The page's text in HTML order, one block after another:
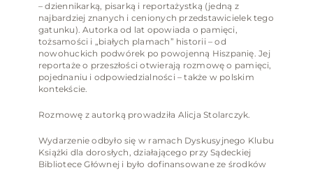
Kontakt
Do pobrania
– dziennikarką, pisarką i reportażystką (jedną z
najbardziej znanych i cenionych przedstawicielek tego
gatunku). Autorka od lat opowiada o pamięci,
tożsamości i „białych plamach” historii – od
nowohuckich podwórek po powojenną Hiszpanię. Jej
reportaże o przeszłości otwierają rozmowę o pamięci,
pojednaniu i odpowiedzialności – także w polskim
kontekście.
Rozmowę z autorką prowadziła Alicja Stolarczyk.
Wydarzenie odbyło się w ramach Dyskusyjnego Klubu
Książki dla dorosłych, działającego przy Sądeckiej
Bibliotece Głównej i było dofinansowane ze środków